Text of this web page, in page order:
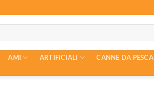
AMI ARTIFICIALI CANNE DA PESCA